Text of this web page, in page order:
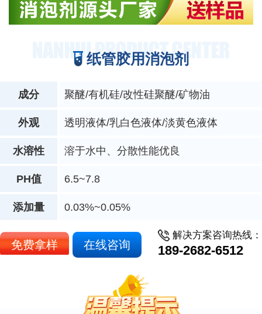
纸管胶用消泡剂
成分 聚醚/有机硅/改性硅聚醚/矿物油
外观 透明液体/乳白色液体/淡黄色液体
水溶性 溶于水中、分散性能优良
PH值 6.5~7.8
添加量 0.03%~0.05%
免费拿样 在线咨询
解决方案咨询热线：
189-2682-6512